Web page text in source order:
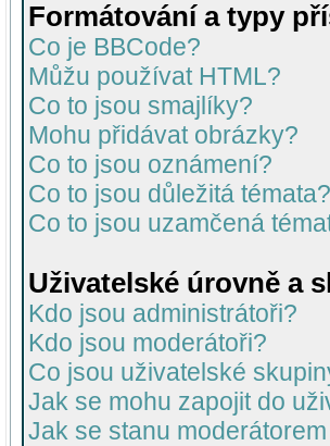
Formátování a typy
Co je BBCode?
Můžu používat HTML?
Co to jsou smajlíky?
Mohu přidávat obrázky?
Co to jsou oznámení?
Co to jsou důležitá témata?
Co to jsou uzamčená
Uživatelské úrovně a
Kdo jsou administrátoři?
Kdo jsou moderátoři?
Co jsou uživatelské
Jak se mohu zapojit do
Jak se stanu